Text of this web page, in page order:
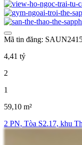
Mã tin đăng:
4,41 tỷ
2
1
59,10 m²
2 PN, Tòa S2.17, khu